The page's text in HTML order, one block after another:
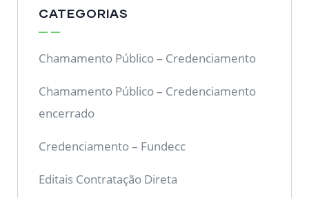
CATEGORIAS
Chamamento Público – Credenciamento
Chamamento Público – Credenciamento
encerrado
Credenciamento – Fundecc
Editais Contratação Direta